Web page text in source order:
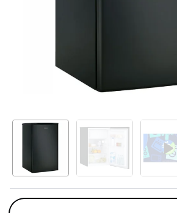
Lielā tehnika
Ledusskapji
Saldētavas
Vīna skapji
Trauku mazgājamās mašīnas